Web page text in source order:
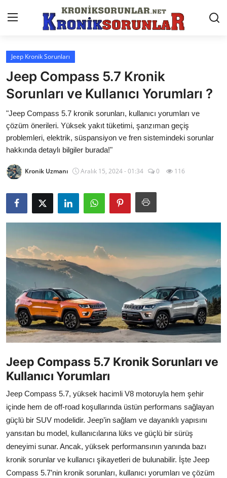
Anasayfa
Markalar
İletişim
Trafik & Cezalar
Sigorta & Kasko
Vergi & ÖTV & MTV
Muayene & Ruhsat
Sorgulamalar
İkinci El & Alım-Satım
Bakım & Arıza Çözümleri
Elektrikli & Hibrit
Kiralama & Filo
Sürüş & Güvenlik
Yağlar & Sıvılar
LPG & Yakıt
Elektrik & Akü
Klima & Konfor
Jeep Kronik Sorunları
Jeep Compass 5.7 Kronik
Sorunları ve Kullanıcı Yorumları ?
"Jeep Compass 5.7 kronik sorunları, kullanıcı yorumları ve
çözüm önerileri. Yüksek yakıt tüketimi, şanzıman geçiş
problemleri, elektrik, süspansiyon ve fren sistemindeki sorunlar
hakkında detaylı bilgiler burada!"
Kronik Uzmanı Aralık 15, 2024 - 01:34 0 116
Jeep Compass 5.7 Kronik Sorunları ve
Kullanıcı Yorumları
Jeep Compass 5.7, yüksek hacimli V8 motoruyla hem şehir
içinde hem de off-road koşullarında üstün performans sağlayan
güçlü bir SUV modelidir. Jeep’in sağlam ve dayanıklı yapısını
yansıtan bu model, kullanıcılarına lüks ve güçlü bir sürüş
deneyimi sunar. Ancak, yüksek performansının yanında bazı
kronik sorunlar ve kullanıcı şikayetleri de bulunabilir. İşte Jeep
Compass 5.7’nin kronik sorunları, kullanıcı yorumları ve çözüm